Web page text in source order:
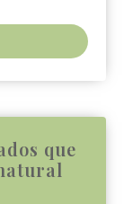
que